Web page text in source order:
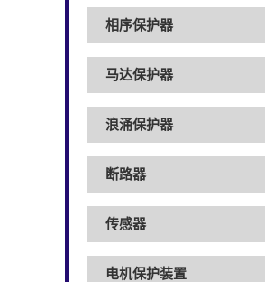
相序保护器
马达保护器
浪涌保护器
断路器
传感器
电机保护装置